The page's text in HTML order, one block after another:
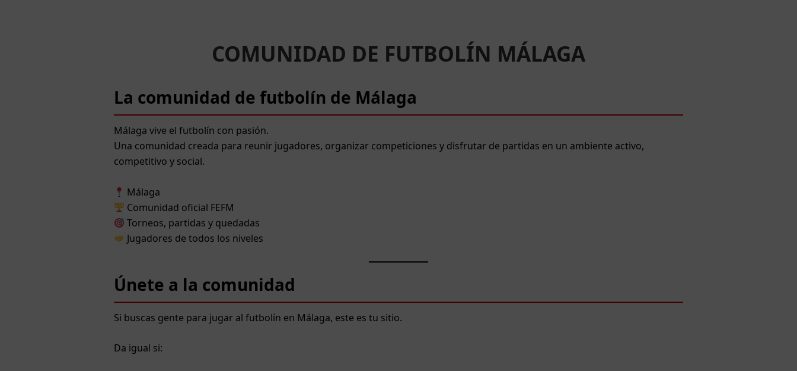
COMUNIDAD DE FUTBOLÍN MÁLAGA
La comunidad de futbolín de Málaga
Málaga vive el futbolín con pasión.
Una comunidad creada para reunir jugadores, organizar competiciones y disfrutar de partidas en un ambiente activo,
competitivo y social.
Málaga
Comunidad oficial FEFM
Torneos, partidas y quedadas
Jugadores de todos los niveles
Únete a la comunidad
Si buscas gente para jugar al futbolín en Málaga, este es tu sitio.
Da igual si: